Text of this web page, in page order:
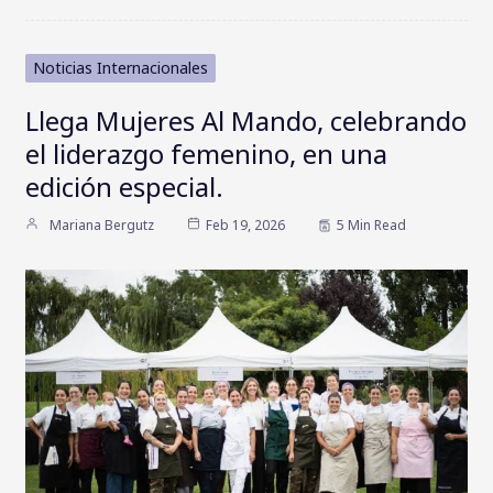
Noticias Internacionales
Llega Mujeres Al Mando, celebrando
el liderazgo femenino, en una
edición especial.
Mariana Bergutz Feb 19, 2026 5 Min Read